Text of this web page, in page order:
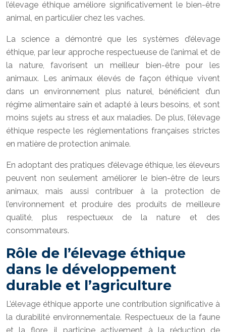
l’élevage éthique améliore significativement le bien-être
animal, en particulier chez les vaches.
La science a démontré que les systèmes d’élevage
éthique, par leur approche respectueuse de l’animal et de
la nature, favorisent un meilleur bien-être pour les
animaux. Les animaux élevés de façon éthique vivent
dans un environnement plus naturel, bénéficient d’un
régime alimentaire sain et adapté à leurs besoins, et sont
moins sujets au stress et aux maladies. De plus, l’élevage
éthique respecte les réglementations françaises strictes
en matière de protection animale.
En adoptant des pratiques d’élevage éthique, les éleveurs
peuvent non seulement améliorer le bien-être de leurs
animaux, mais aussi contribuer à la protection de
l’environnement et produire des produits de meilleure
qualité, plus respectueux de la nature et des
consommateurs.
Rôle de l’élevage éthique
dans le développement
durable et l’agriculture
L’élevage éthique apporte une contribution significative à
la durabilité environnementale. Respectueux de la faune